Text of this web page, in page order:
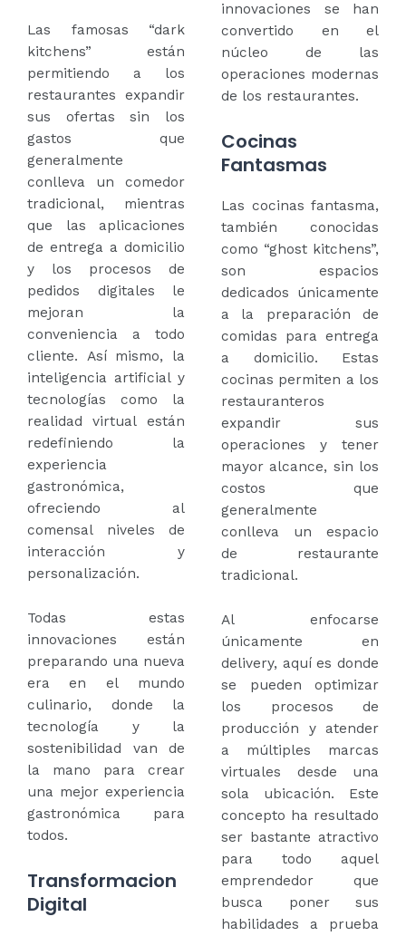
Las famosas “dark
kitchens” están
permitiendo a los
restaurantes expandir
sus ofertas sin los
gastos que
generalmente
conlleva un comedor
tradicional, mientras
que las aplicaciones
de entrega a domicilio
y los procesos de
pedidos digitales le
mejoran la
conveniencia a todo
cliente. Así mismo, la
inteligencia artificial y
tecnologías como la
realidad virtual están
redefiniendo la
experiencia
gastronómica,
ofreciendo al
comensal niveles de
interacción y
personalización.
Todas estas
innovaciones están
preparando una nueva
era en el mundo
culinario, donde la
tecnología y la
sostenibilidad van de
la mano para crear
una mejor experiencia
gastronómica para
todos.
Transformacion
Digital
innovaciones se han
convertido en el
núcleo de las
operaciones modernas
de los restaurantes.
Cocinas
Fantasmas
Las cocinas fantasma,
también conocidas
como “ghost kitchens”,
son espacios
dedicados únicamente
a la preparación de
comidas para entrega
a domicilio. Estas
cocinas permiten a los
restauranteros
expandir sus
operaciones y tener
mayor alcance, sin los
costos que
generalmente
conlleva un espacio
de restaurante
tradicional.
Al enfocarse
únicamente en
delivery, aquí es donde
se pueden optimizar
los procesos de
producción y atender
a múltiples marcas
virtuales desde una
sola ubicación. Este
concepto ha resultado
ser bastante atractivo
para todo aquel
emprendedor que
busca poner sus
habilidades a prueba